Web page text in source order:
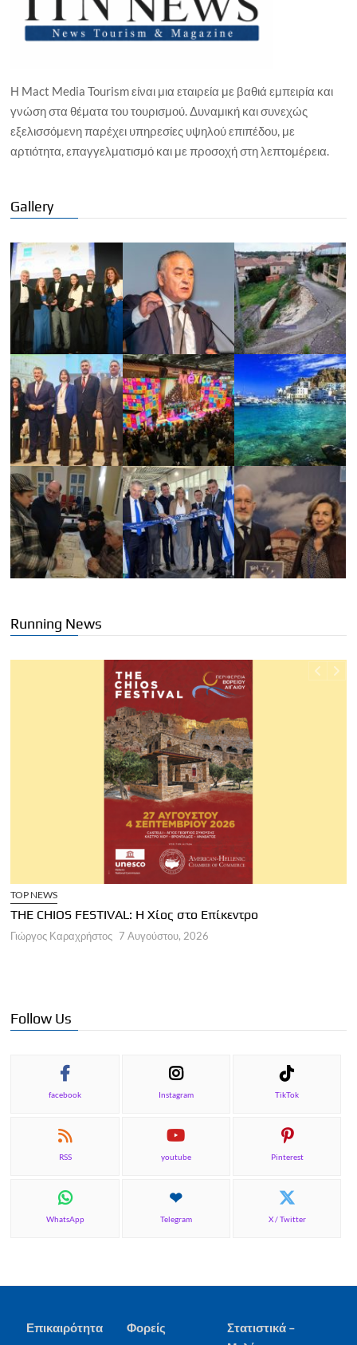
Η Mact Media Tourism είναι μια εταιρεία με βαθιά εμπειρία και
γνώση στα θέματα του τουρισμού. Δυναμική και συνεχώς
εξελισσόμενη παρέχει υπηρεσίες υψηλού επιπέδου, με
αρτιότητα, επαγγελματισμό και με προσοχή στη λεπτομέρεια.
Gallery
Running News
TOP NEWS
THE CHIOS FESTIVAL: Η Χίος στο Επίκεντρο
Γιώργος Καραχρήστος 7 Αυγούστου, 2026
Follow Us
facebook Instagram TikTok
RSS youtube Pinterest
WhatsApp Telegram X / Twitter
Επικαιρότητα Φορείς
Στατιστικά –